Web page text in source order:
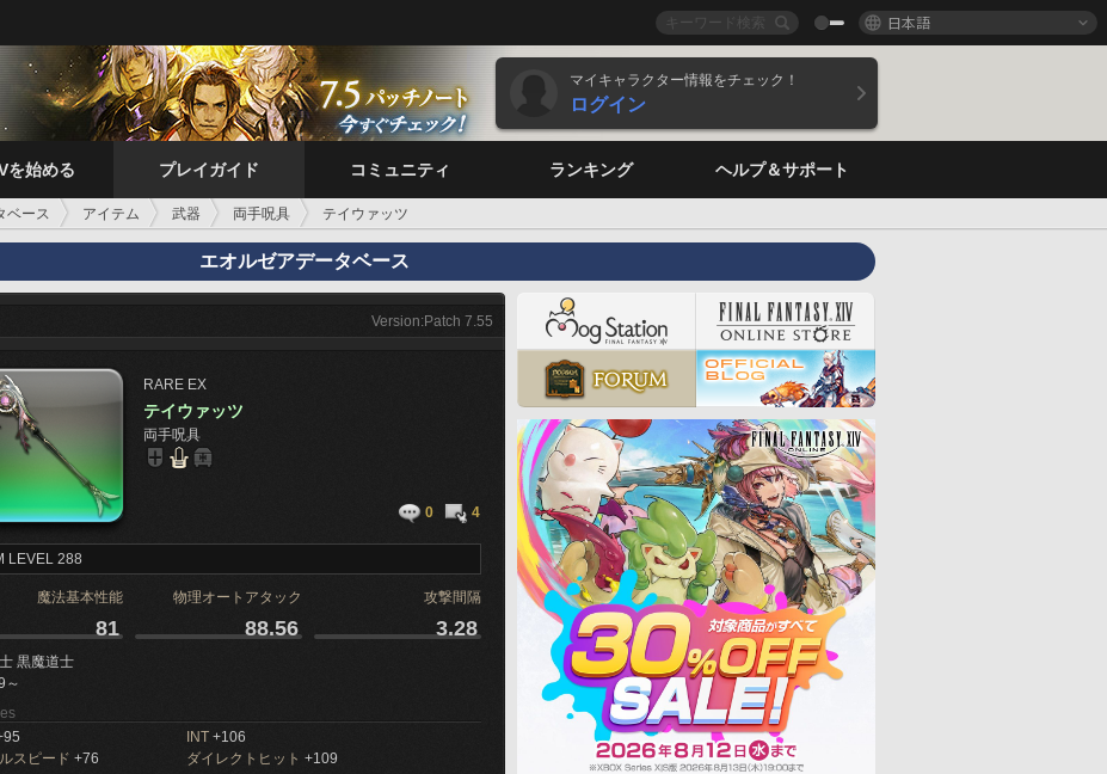
日本語
マイキャラクター情報をチェック！
ログイン
を始める プレイガイド コミュニティ ランキング ヘルプ＆サポート
ベース アイテム 武器 両手呪具 テイウァッツ
エオルゼアデータベース
Version:Patch 7.55
RARE EX
テイウァッツ
両手呪具
0 4
LEVEL 288
魔法基本性能 物理オートアタック 攻撃間隔
81 88.56 3.28
黒魔道士
～
INT +106
スピード +76 ダイレクトヒット +109